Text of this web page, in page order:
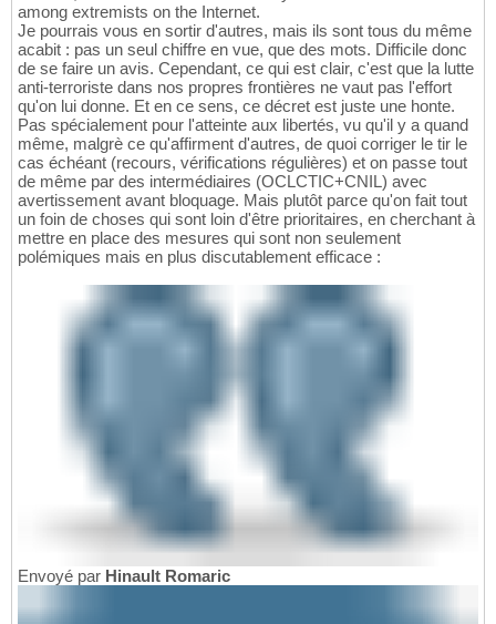
among extremists on the Internet.
Je pourrais vous en sortir d'autres, mais ils sont tous du même
acabit : pas un seul chiffre en vue, que des mots. Difficile donc
de se faire un avis. Cependant, ce qui est clair, c'est que la lutte
anti-terroriste dans nos propres frontières ne vaut pas l'effort
qu'on lui donne. Et en ce sens, ce décret est juste une honte.
Pas spécialement pour l'atteinte aux libertés, vu qu'il y a quand
même, malgrè ce qu'affirment d'autres, de quoi corriger le tir le
cas échéant (recours, vérifications régulières) et on passe tout
de même par des intermédiaires (OCLCTIC+CNIL) avec
avertissement avant bloquage. Mais plutôt parce qu'on fait tout
un foin de choses qui sont loin d'être prioritaires, en cherchant à
mettre en place des mesures qui sont non seulement
polémiques mais en plus discutablement efficace :
Envoyé par Hinault Romaric